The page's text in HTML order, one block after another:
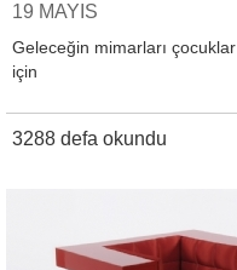
19 MAYIS
Geleceğin mimarları çocuklar
için
3288 defa okundu